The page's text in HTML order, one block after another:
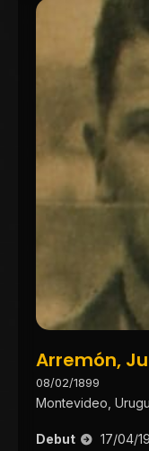
Arremón,
08/02/1899
Montevideo,
Debut 17/04/